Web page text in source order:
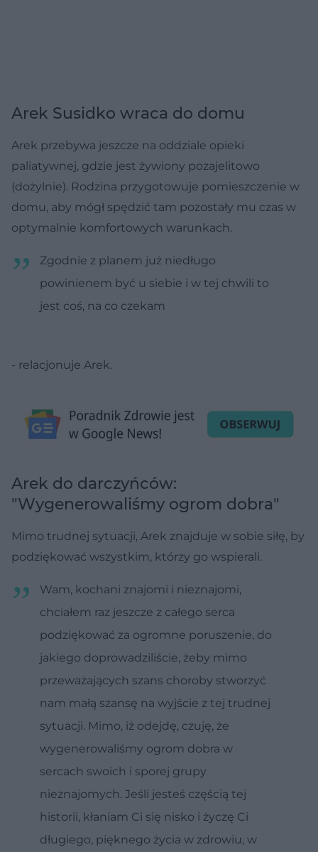
Arek Susidko wraca do domu
Arek przebywa jeszcze na oddziale opieki
paliatywnej, gdzie jest żywiony pozajelitowo
(dożylnie). Rodzina przygotowuje pomieszczenie w
domu, aby mógł spędzić tam pozostały mu czas w
optymalnie komfortowych warunkach.
Zgodnie z planem już niedługo
powinienem być u siebie i w tej chwili to
jest coś, na co czekam
- relacjonuje Arek.
Arek do darczyńców:
"Wygenerowaliśmy ogrom dobra"
Mimo trudnej sytuacji, Arek znajduje w sobie siłę, by
podziękować wszystkim, którzy go wspierali.
Wam, kochani znajomi i nieznajomi,
chciałem raz jeszcze z całego serca
podziękować za ogromne poruszenie, do
jakiego doprowadziliście, żeby mimo
przeważających szans choroby stworzyć
nam małą szansę na wyjście z tej trudnej
sytuacji. Mimo, iż odejdę, czuję, że
wygenerowaliśmy ogrom dobra w
sercach swoich i sporej grupy
nieznajomych. Jeśli jesteś częścią tej
historii, kłaniam Ci się nisko i życzę Ci
długiego, pięknego życia w zdrowiu, w